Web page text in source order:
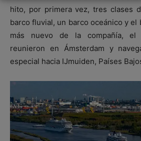
hito, por primera vez, tres clases
barco fluvial, un barco oceánico y el
más nuevo de la compañía, el
reunieron en Ámsterdam y
especial hacia IJmuiden, Países